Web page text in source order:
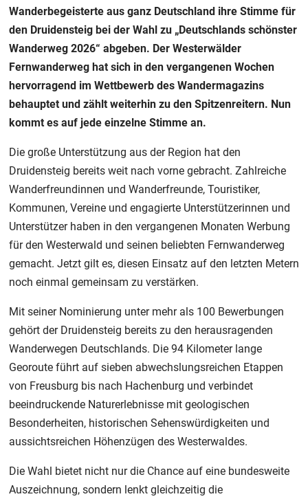
Wanderbegeisterte aus ganz Deutschland ihre Stimme für
den Druidensteig bei der Wahl zu „Deutschlands schönster
Wanderweg 2026“ abgeben. Der Westerwälder
Fernwanderweg hat sich in den vergangenen Wochen
hervorragend im Wettbewerb des Wandermagazins
behauptet und zählt weiterhin zu den Spitzenreitern. Nun
kommt es auf jede einzelne Stimme an.
Die große Unterstützung aus der Region hat den
Druidensteig bereits weit nach vorne gebracht. Zahlreiche
Wanderfreundinnen und Wanderfreunde, Touristiker,
Kommunen, Vereine und engagierte Unterstützerinnen und
Unterstützer haben in den vergangenen Monaten Werbung
für den Westerwald und seinen beliebten Fernwanderweg
gemacht. Jetzt gilt es, diesen Einsatz auf den letzten Metern
noch einmal gemeinsam zu verstärken.
Mit seiner Nominierung unter mehr als 100 Bewerbungen
gehört der Druidensteig bereits zu den herausragenden
Wanderwegen Deutschlands. Die 94 Kilometer lange
Georoute führt auf sieben abwechslungsreichen Etappen
von Freusburg bis nach Hachenburg und verbindet
beeindruckende Naturerlebnisse mit geologischen
Besonderheiten, historischen Sehenswürdigkeiten und
aussichtsreichen Höhenzügen des Westerwaldes.
Die Wahl bietet nicht nur die Chance auf eine bundesweite
Auszeichnung, sondern lenkt gleichzeitig die